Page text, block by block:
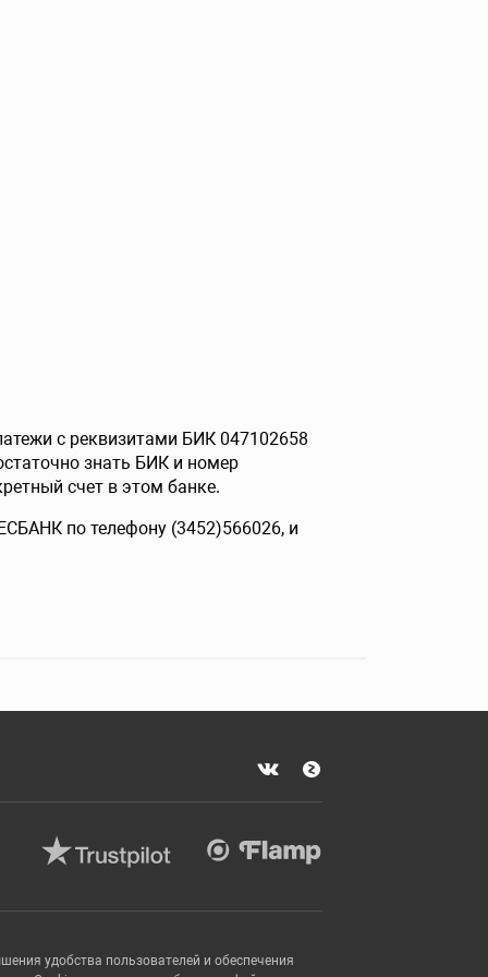
с реквизитами БИК 047102658
знать БИК и номер
счет в этом банке.
по телефону (3452)566026, и
удобства пользователей и обеспечения